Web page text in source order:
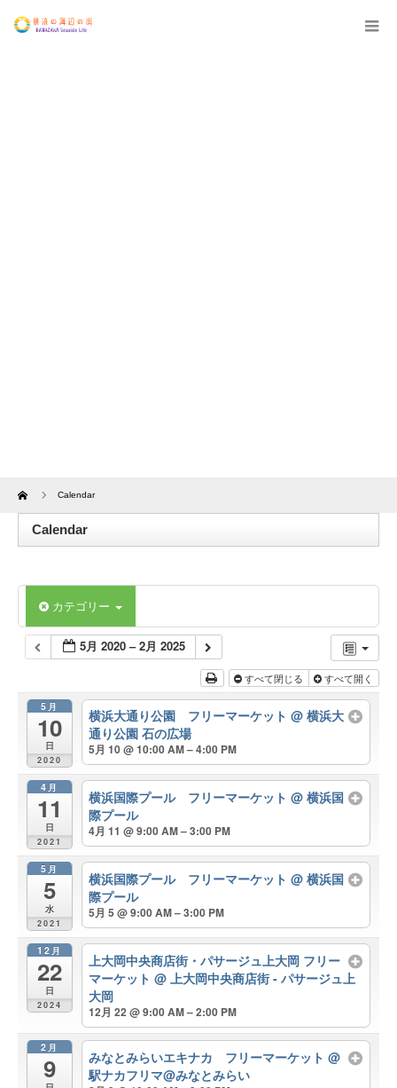
Home Calendar
Calendar
カテゴリー
5月 2020 – 2月 2025
すべて閉じる すべて開く
5月
10
日
2020
横浜大通り公園 フリーマーケット@ 横浜大
通り公園 石の広場
5月 10 @ 10:00 AM – 4:00 PM
4月
11
日
2021
横浜国際プール フリーマーケット@ 横浜国
際プール
4月 11 @ 9:00 AM – 3:00 PM
5月
5
水
2021
横浜国際プール フリーマーケット@ 横浜国
際プール
5月 5 @ 9:00 AM – 3:00 PM
12月
22
日
2024
上大岡中央商店街・パサージュ上大岡 フリー
マーケット@ 上大岡中央商店街 - パサージュ上
大岡
12月 22 @ 9:00 AM – 2:00 PM
2月
9 みなとみらいエキナカ フリーマーケット@
駅ナカフリマ@みなとみらい